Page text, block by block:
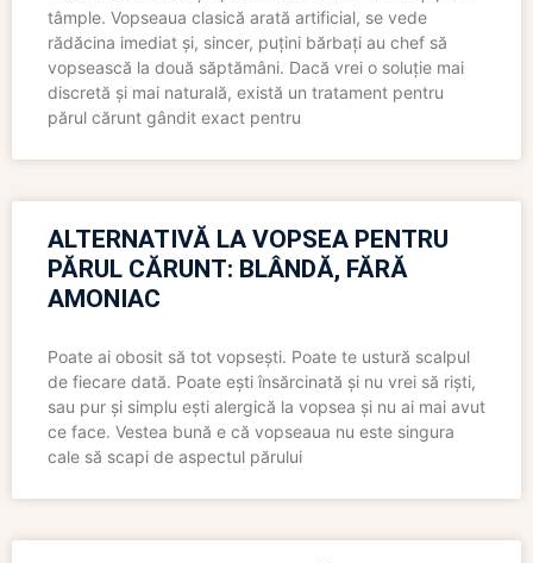
tâmple. Vopseaua clasică arată artificial, se vede
rădăcina imediat și, sincer, puțini bărbați au chef să
vopsească la două săptămâni. Dacă vrei o soluție mai
discretă și mai naturală, există un tratament pentru
părul cărunt gândit exact pentru
ALTERNATIVĂ LA VOPSEA PENTRU
PĂRUL CĂRUNT: BLÂNDĂ, FĂRĂ
AMONIAC
Poate ai obosit să tot vopsești. Poate te ustură scalpul
de fiecare dată. Poate ești însărcinată și nu vrei să riști,
sau pur și simplu ești alergică la vopsea și nu ai mai avut
ce face. Vestea bună e că vopseaua nu este singura
cale să scapi de aspectul părului